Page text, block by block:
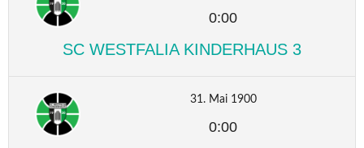
0:00
SC WESTFALIA KINDERHAUS 3
31. Mai 1900
0:00